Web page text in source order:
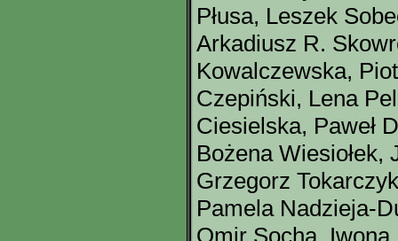
Płusa, Leszek
Arkadiusz R.
Kowalczewska,
Czepiński, Lena
Ciesielska, Paweł
Bożena
Grzegorz
Pamela Nadzieja-
Omir Socha, Iwona